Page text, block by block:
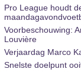
Pro League houdt
Voorbeschouwing:
Louvière
Verjaardag Marco
Snelste doelpunt